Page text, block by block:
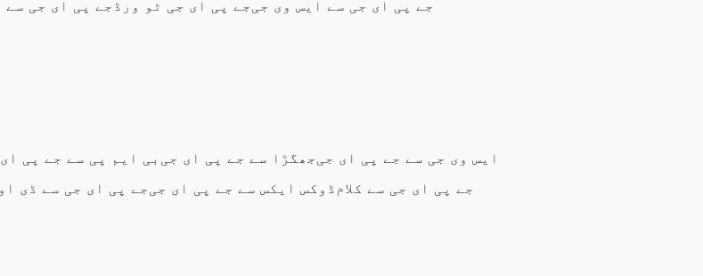
جے پی ای جی سےجے پی ای جی ٹو ورڈجے پی ای جی سے ایس وی جی
بی ایم پی سے جے پی جھگڑا سے جے پی ای جیایس وی جی سے جے پی ای جی
جے پی ای جی سے ڈیڈوکس ایکس سے جے پی ای جی جے پی ای جی سے کلام